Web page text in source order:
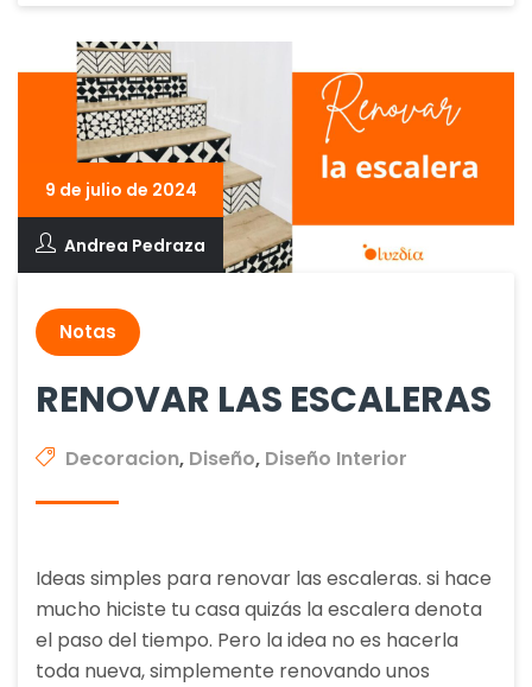
9 de julio de 2024
Andrea Pedraza
Notas
RENOVAR LAS ESCALERAS
Decoracion, Diseño, Diseño Interior
Ideas simples para renovar las escaleras. si hace
mucho hiciste tu casa quizás la escalera denota
el paso del tiempo. Pero la idea no es hacerla
toda nueva, simplemente renovando unos